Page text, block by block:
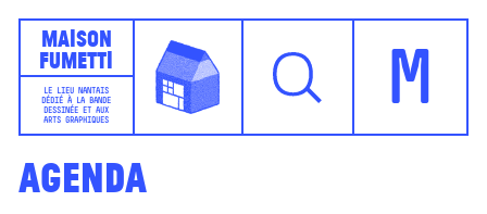
Maison
Fumetti
LE LIEU NANTAIS
DÉDIÉ À LA BANDE
DESSINÉE ET AUX
ARTS GRAPHIQUES
M
Agenda